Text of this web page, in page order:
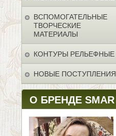
ВСПОМОГАТЕЛЬНЫЕ
ТВОРЧЕСКИЕ
МАТЕРИАЛЫ
КОНТУРЫ РЕЛЬЕФНЫЕ
НОВЫЕ ПОСТУПЛЕНИЯ
О БРЕНДЕ SMAR